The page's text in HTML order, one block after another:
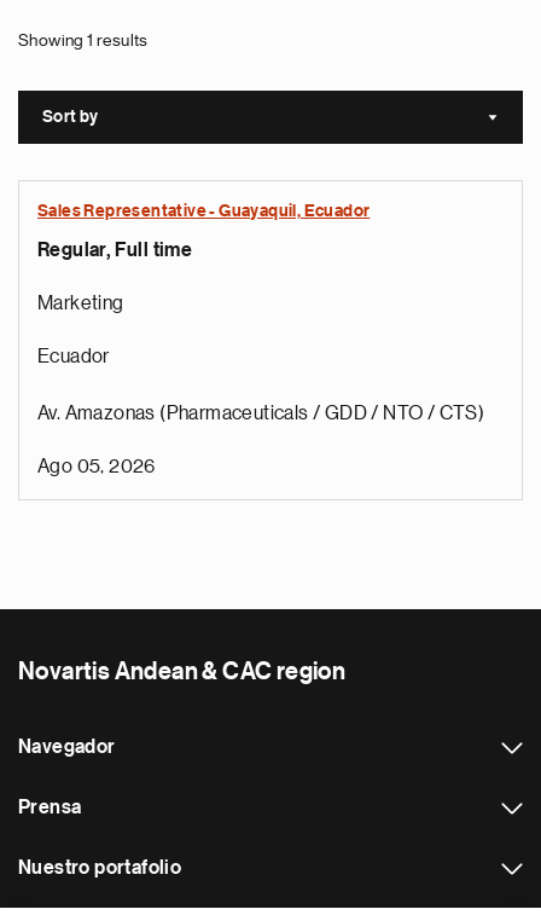
Showing 1 results
Sort by Sort
Sales Representative - Guayaquil, Ecuador
Regular, Full time
Marketing
Ecuador
Av. Amazonas (Pharmaceuticals / GDD / NTO / CTS)
Ago 05, 2026
Novartis Andean & CAC region
Navegador
Prensa
Nuestro portafolio